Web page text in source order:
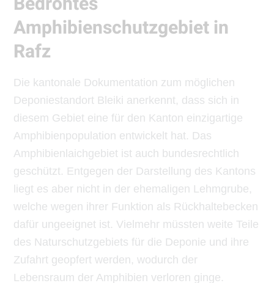
Amphibienschutzgebiet in
Rafz
Die kantonale Dokumentation zum möglichen
Deponiestandort Bleiki anerkennt, dass sich in
diesem Gebiet eine für den Kanton einzigartige
Amphibienpopulation entwickelt hat. Das
Amphibienlaichgebiet ist auch bundesrechtlich
geschützt. Entgegen der Darstellung des Kantons
liegt es aber nicht in der ehemaligen Lehmgrube,
welche wegen ihrer Funktion als Rückhaltebecken
dafür ungeeignet ist. Vielmehr müssten weite Teile
des Naturschutzgebiets für die Deponie und ihre
Zufahrt geopfert werden, wodurch der
Lebensraum der Amphibien verloren ginge.